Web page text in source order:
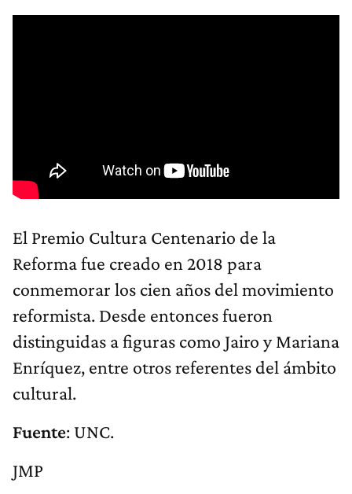
El Premio Cultura Centenario de la
Reforma fue creado en 2018 para
conmemorar los cien años del movimiento
reformista. Desde entonces fueron
distinguidas a figuras como Jairo y Mariana
Enríquez, entre otros referentes del ámbito
cultural.
Fuente: UNC.
JMP